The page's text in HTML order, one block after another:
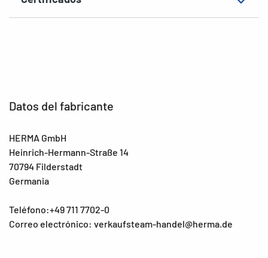
Datos del fabricante
HERMA GmbH
Heinrich-Hermann-Straße 14
70794 Filderstadt
Germania
Teléfono:+49 711 7702-0
Correo electrónico: verkaufsteam-handel@herma.de